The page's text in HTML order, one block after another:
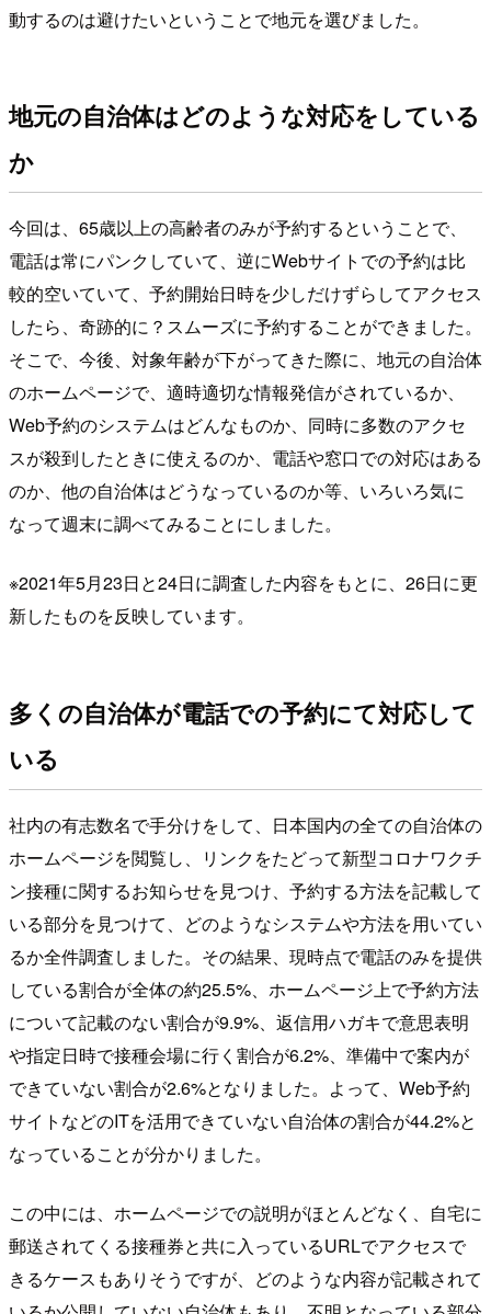
動するのは避けたいということで地元を選びました。
地元の自治体はどのような対応をしている
か
今回は、65歳以上の高齢者のみが予約するということで、
電話は常にパンクしていて、逆にWebサイトでの予約は比
較的空いていて、予約開始日時を少しだけずらしてアクセス
したら、奇跡的に？スムーズに予約することができました。
そこで、今後、対象年齢が下がってきた際に、地元の自治体
のホームページで、適時適切な情報発信がされているか、
Web予約のシステムはどんなものか、同時に多数のアクセ
スが殺到したときに使えるのか、電話や窓口での対応はある
のか、他の自治体はどうなっているのか等、いろいろ気に
なって週末に調べてみることにしました。
※2021年5月23日と24日に調査した内容をもとに、26日に更
新したものを反映しています。
多くの自治体が電話での予約にて対応して
いる
社内の有志数名で手分けをして、日本国内の全ての自治体の
ホームページを閲覧し、リンクをたどって新型コロナワクチ
ン接種に関するお知らせを見つけ、予約する方法を記載して
いる部分を見つけて、どのようなシステムや方法を用いてい
るか全件調査しました。その結果、現時点で電話のみを提供
している割合が全体の約25.5%、ホームページ上で予約方法
について記載のない割合が9.9%、返信用ハガキで意思表明
や指定日時で接種会場に行く割合が6.2%、準備中で案内が
できていない割合が2.6%となりました。よって、Web予約
サイトなどのITを活用できていない自治体の割合が44.2%と
なっていることが分かりました。
この中には、ホームページでの説明がほとんどなく、自宅に
郵送されてくる接種券と共に入っているURLでアクセスで
きるケースもありそうですが、どのような内容が記載されて